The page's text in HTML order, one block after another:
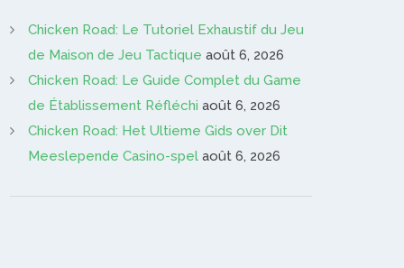
Chicken Road: Le Tutoriel Exhaustif du Jeu
de Maison de Jeu Tactique août 6, 2026
Chicken Road: Le Guide Complet du Game
de Établissement Réfléchi août 6, 2026
Chicken Road: Het Ultieme Gids over Dit
Meeslepende Casino-spel août 6, 2026